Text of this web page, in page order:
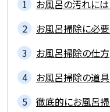
お風呂の汚れに
お風呂掃除に必
お風呂掃除の仕方
お風呂掃除の道具
徹底的にお風呂